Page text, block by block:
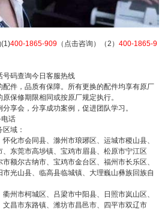
(1)400-1865-909 （点击咨询）（2） 400-1865-9
号码查询今日客服热线
件，品质有保障。所有更换的配件均享有原厂
保修期限相同或按原厂规定执行。
享会，分享成功案例，促进团队学习。
话
域：
化市会同县、滁州市琅琊区、运城市稷山县、
东莞市高埗镇、宝鸡市眉县、松原市宁江区
额尔古纳市、宝鸡市金台区、福州市长乐区、
光山县、临高县临城镇、大理巍山彝族回族自
州市柯城区、吕梁市中阳县、日照市岚山区、
昌市东路镇、潍坊市昌邑市、四平市双辽市